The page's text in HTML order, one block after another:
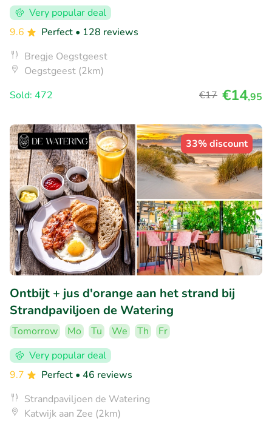
Very popular deal
9.6
Perfect • 128 reviews
Bregje Oegstgeest
Oegstgeest (2km)
Sold: 472
€17 €14,95
33% discount
Ontbijt + jus d'orange aan het strand bij
Strandpaviljoen de Watering
Tomorrow Mo Tu We Th
Fr
Very popular deal
9.7
Perfect • 46 reviews
Strandpaviljoen de Watering
Katwijk aan Zee (2km)